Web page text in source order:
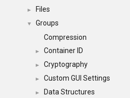
► Files
▼
Groups
Compression
► Container ID
► Cryptography
► Custom GUI Settings
► Data Structures